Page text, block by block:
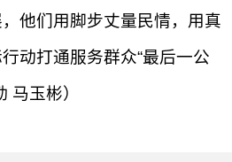
他们用脚步丈量民情，用真
动打通服务群众“最后一公
马玉彬）